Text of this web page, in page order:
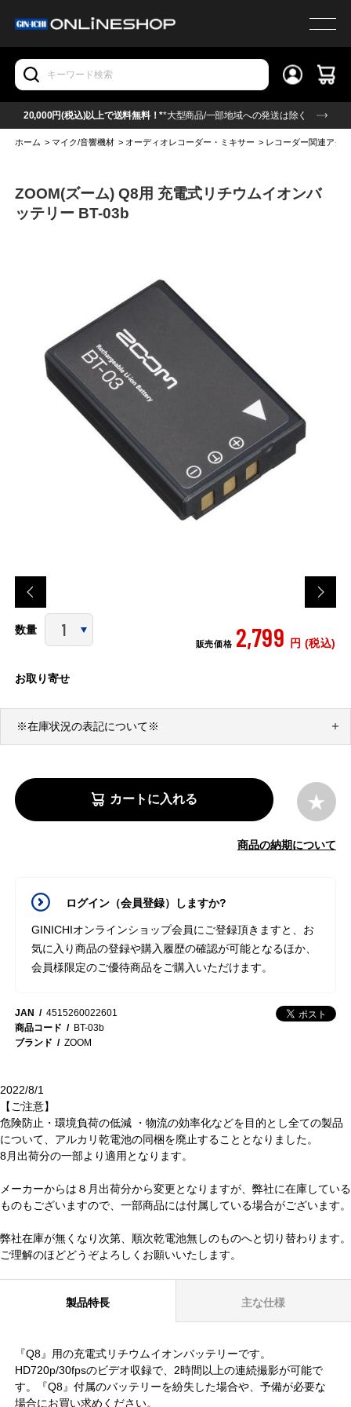
20,000円(税込)以上で送料無料！**大型商品/一部地域への発送は除く
ホーム >マイク/音響機材 > オーディオレコーダー・ミキサー > レコーダー関連アク
ZOOM(ズーム) Q8用 充電式リチウムイオンバ
ッテリー BT-03b
数量
販売価格 2,799 円 (税込)
お取り寄せ
※在庫状況の表記について※
カートに入れる
商品の納期について
ログイン（会員登録）しますか?
GINICHIオンラインショップ会員にご登録頂きますと、お
気に入り商品の登録や購入履歴の確認が可能となるほか、
会員様限定のご優待商品をご購入いただけます。
JAN
4515260022601
商品コード
BT-03b
ブランド
ZOOM
2022/8/1
【ご注意】
危険防止・環境負荷の低減 ・物流の効率化などを目的とし全ての製品
について、アルカリ乾電池の同梱を廃止することとなりました。
8月出荷分の一部より適用となります。
メーカーからは８月出荷分から変更となりますが、弊社に在庫している
ものもございますので、一部商品には付属している場合がございます。
弊社在庫が無くなり次第、順次乾電池無しのものへと切り替わります。
ご理解のほどどうぞよろしくお願いいたします。
製品特長 主な仕様
『Q8』用の充電式リチウムイオンバッテリーです。
HD720p/30fpsのビデオ収録で、2時間以上の連続撮影が可能で
す。『Q8』付属のバッテリーを紛失した場合や、予備が必要な
場合にお買い求めください。